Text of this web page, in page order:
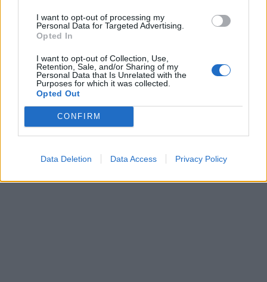
I want to opt-out of processing my
Personal Data for Targeted Advertising.
Opted In
I want to opt-out of Collection, Use,
Retention, Sale, and/or Sharing of my
Personal Data that Is Unrelated with the
Purposes for which it was collected.
Opted Out
CONFIRM
Data Deletion Data Access Privacy Policy